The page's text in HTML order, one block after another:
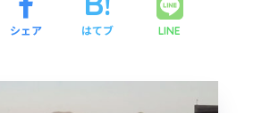
シェア はてブ LINE